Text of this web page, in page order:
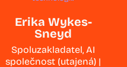
Erika Wykes-
Sneyd
Spoluzakladatel, AI
společnost (utajená) |